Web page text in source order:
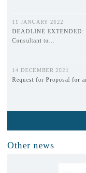
11 JANUARY 2022
DEADLINE EXTENDED:
Consultant to…
14 DECEMBER 2021
Request for Proposal for
Other news